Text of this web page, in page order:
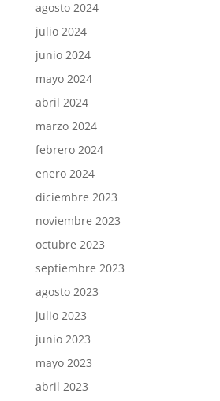
agosto 2024
julio 2024
junio 2024
mayo 2024
abril 2024
marzo 2024
febrero 2024
enero 2024
diciembre 2023
noviembre 2023
octubre 2023
septiembre 2023
agosto 2023
julio 2023
junio 2023
mayo 2023
abril 2023